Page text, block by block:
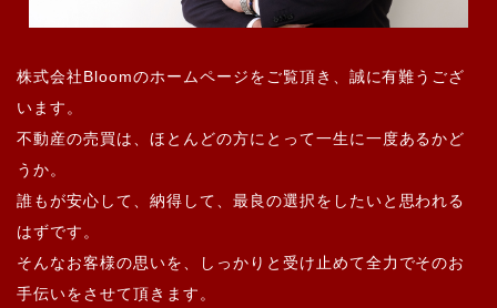
株式会社Bloomのホームページをご覧頂き、誠に有難うござ
います。
不動産の売買は、ほとんどの方にとって一生に一度あるかど
うか。
誰もが安心して、納得して、最良の選択をしたいと思われる
はずです。
そんなお客様の思いを、しっかりと受け止めて全力でそのお
手伝いをさせて頂きます。